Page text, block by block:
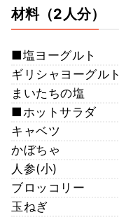
材料（2人分）
■塩ヨーグルト
ギリシャヨーグルト
まいたちの塩
■ホットサラダ
キャベツ
かぼちゃ
人参(小)
ブロッコリー
玉ねぎ